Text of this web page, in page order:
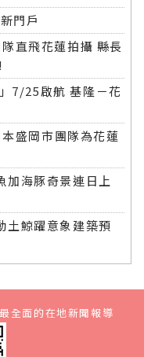
門戶
直飛花蓮拍攝 縣長
7/25啟航 基隆－花
盛岡市團隊為花蓮
海豚奇景連日上
土鯨躍意象建築預
全面的在地新聞報導